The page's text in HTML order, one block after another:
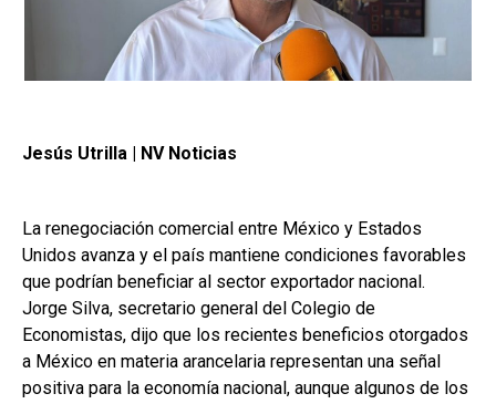
Jesús Utrilla | NV Noticias
La renegociación comercial entre México y Estados
Unidos avanza y el país mantiene condiciones favorables
que podrían beneficiar al sector exportador nacional.
Jorge Silva, secretario general del Colegio de
Economistas, dijo que los recientes beneficios otorgados
a México en materia arancelaria representan una señal
positiva para la economía nacional, aunque algunos de los